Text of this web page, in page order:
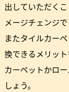
出していただく
メージチェンジ
またタイルカー
換できるメリッ
カーペットかロ
しょう。